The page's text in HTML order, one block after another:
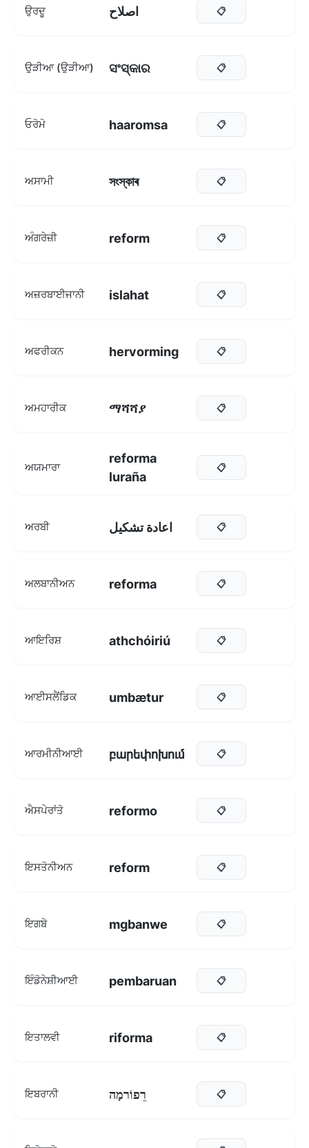
ਉਰਦੂ اصلاح 📋
ਉੜੀਆ (ਉੜੀਆ) ସଂସ୍କାର 📋
ਓਰੋਮੋ haaromsa 📋
ਅਸਾਮੀ সংস্কাৰ 📋
ਅੰਗਰੇਜ਼ੀ reform 📋
ਅਜ਼ਰਬਾਈਜਾਨੀ islahat 📋
ਅਫਰੀਕਨ hervorming 📋
ਅਮਹਾਰੀਕ ማሻሻያ 📋
ਅਯਮਾਰਾ
reforma
luraña
📋
ਅਰਬੀ اعادة تشكيل 📋
ਅਲਬਾਨੀਅਨ reforma 📋
ਆਇਰਿਸ਼ athchóiriú 📋
ਆਈਸਲੈਂਡਿਕ umbætur 📋
ਆਰਮੀਨੀਆਈ բարեփոխում 📋
ਐਸਪੇਰਾਂਤੋ reformo 📋
ਇਸਤੋਨੀਅਨ reform 📋
ਇਗਬੋ mgbanwe 📋
ਇੰਡੋਨੇਸ਼ੀਆਈ pembaruan 📋
ਇਤਾਲਵੀ riforma 📋
ਇਬਰਾਨੀ רֵפוֹרמָה 📋